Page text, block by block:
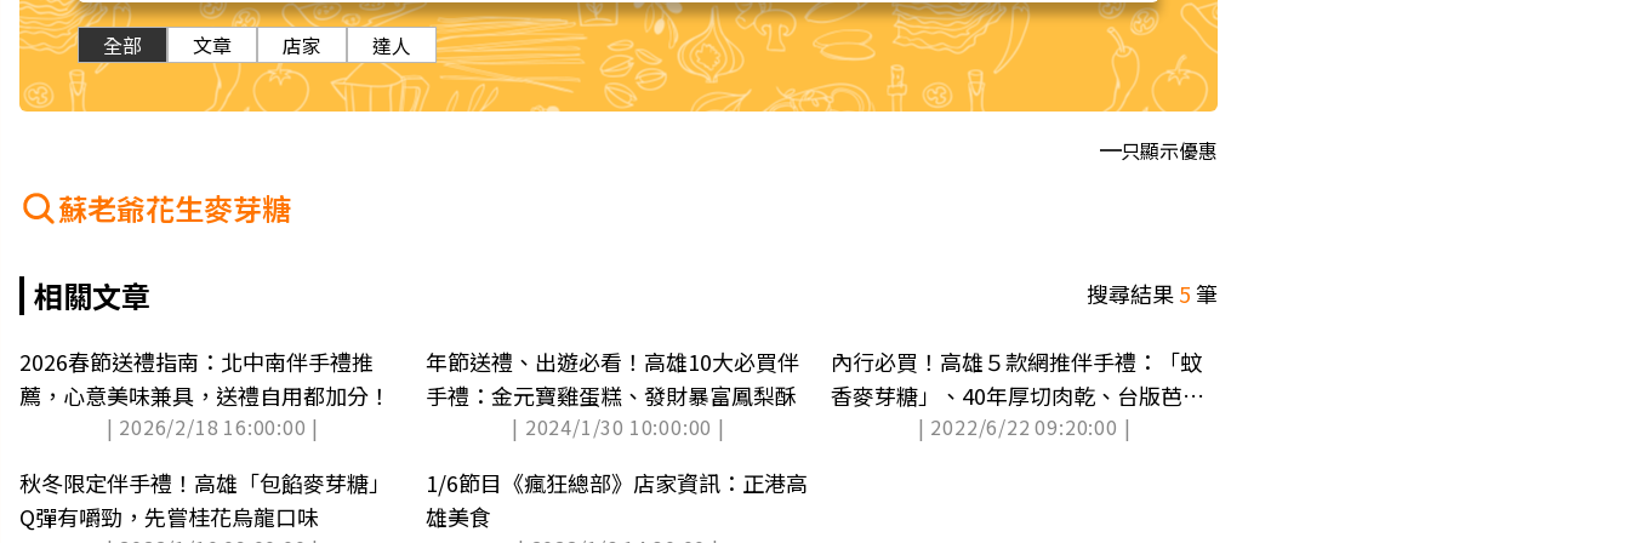
全部 文章 店家 達人
只顯示優惠
蘇老爺花生麥芽糖
相關文章 搜尋結果5筆
2026春節送禮指南：北中南伴手禮推
薦，心意美味兼具，送禮自用都加分！
| 2026/2/18 16:00:00 |
年節送禮、出遊必看！高雄10大必買伴
手禮：金元寶雞蛋糕、發財暴富鳳梨酥
| 2024/1/30 10:00:00 |
內行必買！高雄５款網推伴手禮：「蚊
香麥芽糖」、40年厚切肉乾、台版芭娜
| 2022/6/22 09:20:00 |
秋冬限定伴手禮！高雄「包餡麥芽糖」
Q彈有嚼勁，先嘗桂花烏龍口味
1/6節目《瘋狂總部》店家資訊：正港高
雄美食